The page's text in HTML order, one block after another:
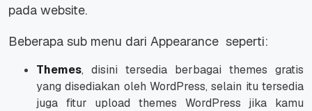
pada website.
Beberapa sub menu dari Appearance seperti:
Themes, disini tersedia berbagai themes gratis
yang disediakan oleh WordPress, selain itu tersedia
juga fitur upload themes WordPress jika kamu